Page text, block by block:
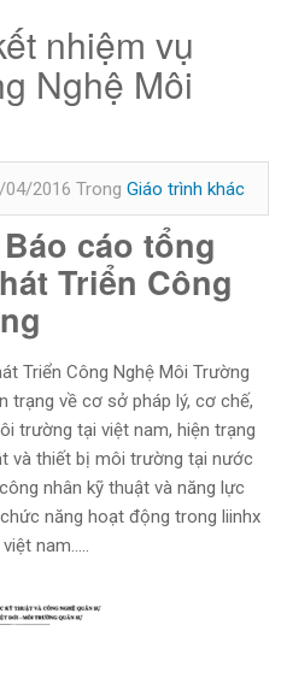
nhiệm vụ
Nghệ Môi
04/2016 Trong Giáo trình khác
cáo tổng
Triển Công
Triển Công Nghệ Môi Trường
trạng về cơ sở pháp lý, cơ chế,
trường tại việt nam, hiện trạng
và thiết bị môi trường tại nước
nhân kỹ thuật và năng lực
năng hoạt động trong liinhx
nam…..